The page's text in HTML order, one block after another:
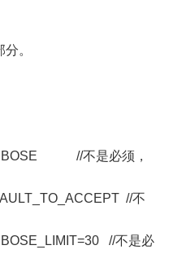
。
//不是必须，
//不
//不是必